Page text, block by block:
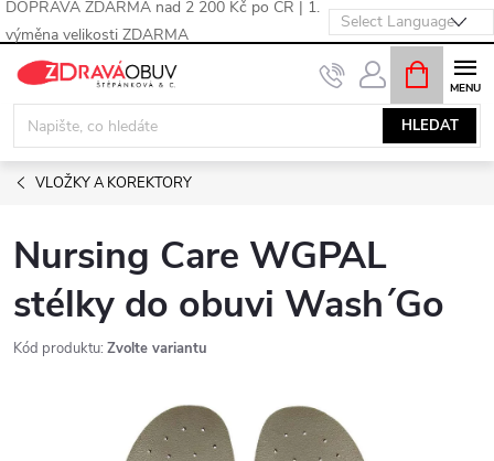
DOPRAVA ZDARMA nad 2 200 Kč po ČR | 1.
výměna velikosti ZDARMA
Přejít
obsah
HLEDAT
NÁKUPNÍ
KOŠÍK
VLOŽKY A KOREKTORY
Nursing Care WGPAL
stélky do obuvi Wash´Go
Kód produktu: Zvolte variantu